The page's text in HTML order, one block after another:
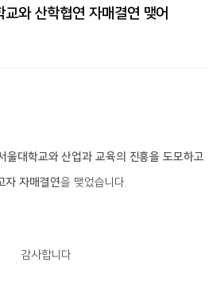
와 산학협연 자매결연 맺어
울대학교와 산업과 교육의 진흥을 도모하고
자 자매결연을 맺었습니다.
감사합니다